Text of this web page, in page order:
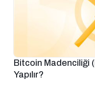
Bitcoin Madenciliği
Yapılır?